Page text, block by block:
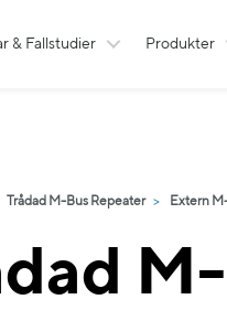
& Fallstudier Produkter
Trådad M-Bus Repeater Extern